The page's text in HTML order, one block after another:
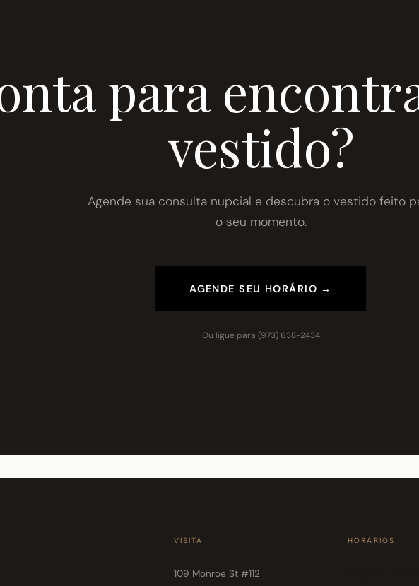
para
vestido?
Agende sua consulta nupcial e descubra o vestido feito
o seu momento.
AGENDE SEU HORÁRIO →
Ou ligue para (973) 638-2434
VISITA
109 Monroe St #112
HORÁRIOS